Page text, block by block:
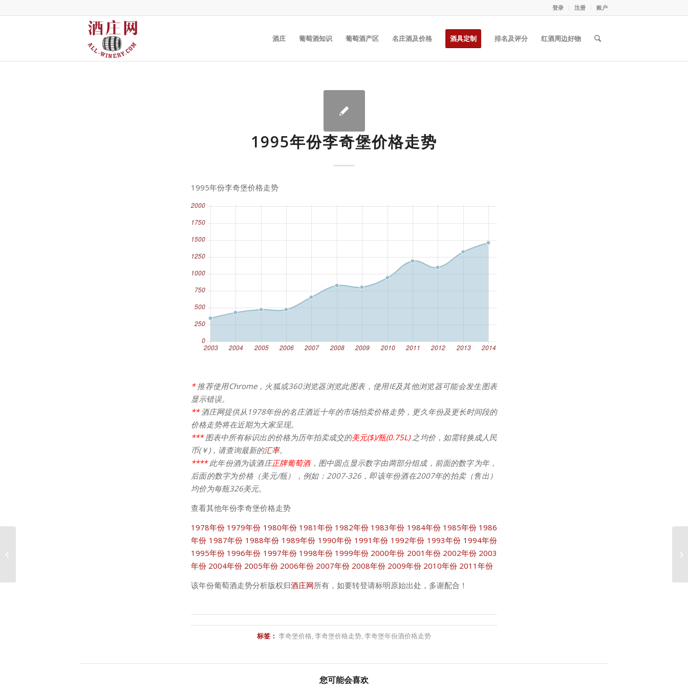
登录 注册 账户
酒庄 葡萄酒知识 葡萄酒产区 名庄酒及价格 酒具定制 排名及评分 红酒周边好物
1995年份李奇堡价格走势
1995年份李奇堡价格走势
*推荐使用Chrome，火狐或360浏览器浏览此图表，使用IE及其他浏览器可能会发生图表
显示错误。
** 酒庄网提供从1978年份的名庄酒近十年的市场拍卖价格走势，更久年份及更长时间段的
价格走势将在近期为大家呈现。
***图表中所有标识出的价格为历年拍卖成交的美元($)/瓶(0.75L)之均价，如需转换成人民
币(￥)，请查询最新的汇率。
****此年份酒为该酒庄正牌葡萄酒，图中圆点显示数字由两部分组成，前面的数字为年，
后面的数字为价格（美元/瓶），例如：2007-326，即该年份酒在2007年的拍卖（售出）
均价为每瓶326美元。
查看其他年份李奇堡价格走势
1978年份 1979年份 1980年份 1981年份 1982年份 1983年份 1984年份 1985年份 1986
年份 1987年份 1988年份 1989年份 1990年份 1991年份 1992年份 1993年份 1994年份
1995年份 1996年份 1997年份 1998年份 1999年份 2000年份 2001年份 2002年份 2003
年份 2004年份 2005年份 2006年份 2007年份 2008年份 2009年份 2010年份 2011年份
该年份葡萄酒走势分析版权归酒庄网所有，如要转登请标明原始出处，多谢配合！
标签： 李奇堡价格,李奇堡价格走势,李奇堡年份酒价格走势
您可能会喜欢